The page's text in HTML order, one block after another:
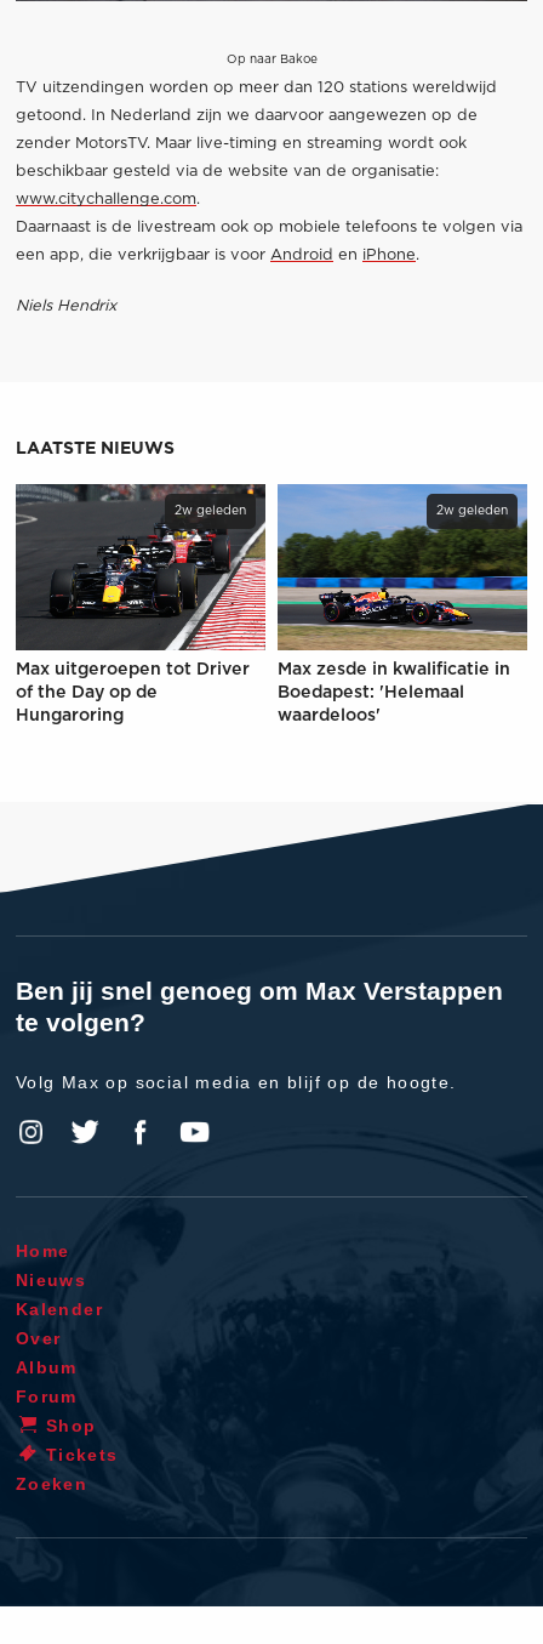
Op naar Bakoe
TV uitzendingen worden op meer dan 120 stations wereldwijd
getoond. In Nederland zijn we daarvoor aangewezen op de
zender MotorsTV. Maar live-timing en streaming wordt ook
beschikbaar gesteld via de website van de organisatie:
www.citychallenge.com.
Daarnaast is de livestream ook op mobiele telefoons te volgen via
een app, die verkrijgbaar is voor Android en iPhone.
Niels Hendrix
LAATSTE NIEUWS
2w geleden
Max uitgeroepen tot Driver
of the Day op de
Hungaroring
2w geleden
Max zesde in kwalificatie in
Boedapest: 'Helemaal
waardeloos'
Ben jij snel genoeg om Max Verstappen
te volgen?
Volg Max op social media en blijf op de hoogte.
Home
Nieuws
Kalender
Over
Album
Forum
Shop
Tickets
Zoeken